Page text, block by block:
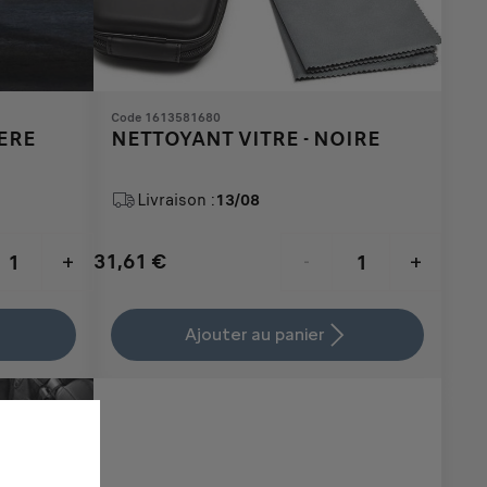
+
Code 1613581680
NETTOYANT VITRE - NOIRE
Livraison :13/08
31,61 €
Price
31,61
-
+
Quantity
updated
Ajouter au panier